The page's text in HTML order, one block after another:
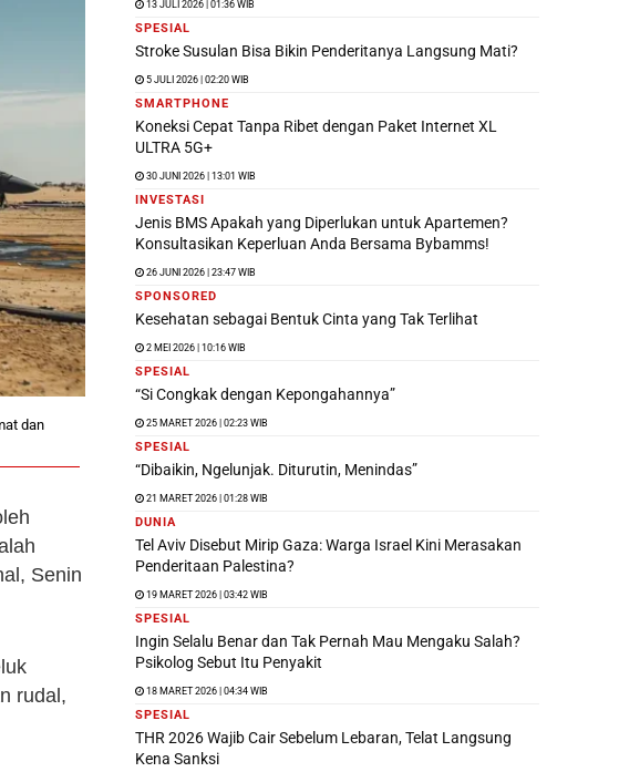
dan
Senin
rudal,
13 JULI 2026 | 01:36 WIB
SPESIAL
Stroke Susulan Bisa Bikin Penderitanya Langsung Mati?
5 JULI 2026 | 02:20 WIB
SMARTPHONE
Koneksi Cepat Tanpa Ribet dengan Paket Internet XL
ULTRA 5G+
30 JUNI 2026 | 13:01 WIB
INVESTASI
Jenis BMS Apakah yang Diperlukan untuk Apartemen?
Konsultasikan Keperluan Anda Bersama Bybamms!
26 JUNI 2026 | 23:47 WIB
SPONSORED
Kesehatan sebagai Bentuk Cinta yang Tak Terlihat
2 MEI 2026 | 10:16 WIB
SPESIAL
“Si Congkak dengan Kepongahannya”
25 MARET 2026 | 02:23 WIB
SPESIAL
“Dibaikin, Ngelunjak. Diturutin, Menindas”
21 MARET 2026 | 01:28 WIB
DUNIA
Tel Aviv Disebut Mirip Gaza: Warga Israel Kini Merasakan
Penderitaan Palestina?
19 MARET 2026 | 03:42 WIB
SPESIAL
Ingin Selalu Benar dan Tak Pernah Mau Mengaku Salah?
Psikolog Sebut Itu Penyakit
18 MARET 2026 | 04:34 WIB
SPESIAL
THR 2026 Wajib Cair Sebelum Lebaran, Telat Langsung
Kena Sanksi